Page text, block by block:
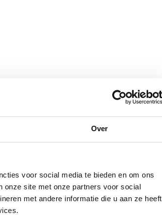
Over
voor social media te bieden en om ons
onze site met onze partners voor social
met andere informatie die u aan ze heeft